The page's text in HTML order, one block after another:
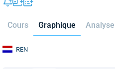
Cours Graphique
REN